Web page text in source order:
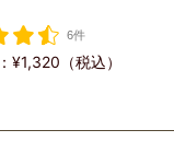
6件
¥1,320（税込）